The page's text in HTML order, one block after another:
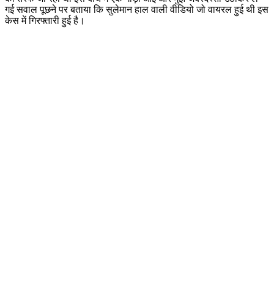
गई सवाल पूछने पर बताया कि सुलेमान हाल वाली वीडियो जो वायरल हुई थी इस
केस में गिरफ्तारी हुई है।